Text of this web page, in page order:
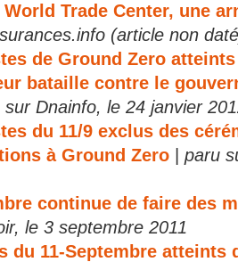
World Trade Center, une
(article non
de Ground Zero
bataille contre le
Dnainfo, le 24 janvier
du 11/9 exclus des
à Ground Zero
paru
continue de faire des
le 3 septembre 2011
du 11-Septembre atteints